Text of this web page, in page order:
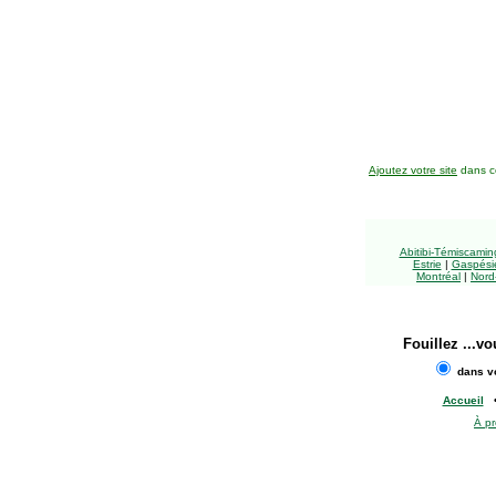
Ajoutez votre site dans
Abitibi-
Estrie |
Montréal |
Fouillez
dans
Accueil
À